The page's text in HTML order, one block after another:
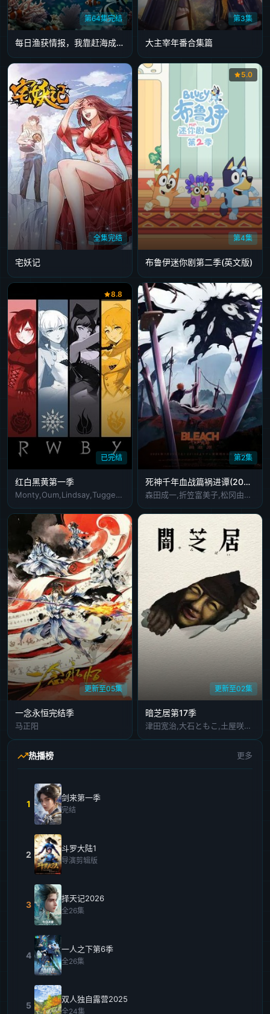
第64集完结
每日渔获情报，我靠赶海成为首富
第3集
大主宰年番合集篇
全集完结
宅妖记
第4集
5.0
布鲁伊迷你剧第二季(英文版)
已完结
8.8
红白黑黄第一季
Monty,Oum,Lindsay,Tuggey,Kara,Eberle,Arryn,Zech,Barbara,Dunkelman,Garrett,Hunter
第2集
死神千年血战篇祸进谭(2026)
森田成一,折笠富美子,松冈由贵,安元洋贵,杉山纪彰,高木涉,伊藤健太郎,三木真一郎
更新至05集
​一念永恒完结季​
马正阳
更新至02集
暗芝居第17季
津田宽治,大石ともこ,土屋咲登子,篠田谅,白川礼,新纳敏正,三宅美羽,中村朱里,山根馅,五郎丸莉菜,花谷聪亮,拓也,翔司
热播榜 更多
1
剑来第一季
完结
2
斗罗大陆1
导演剪辑版
3
择天记2026
全26集
4
一人之下第6季
全26集
5
双人独自露营2025
全24集